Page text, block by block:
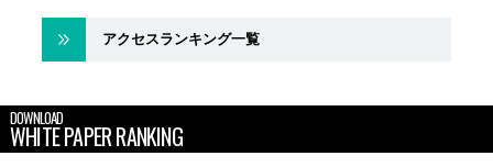
アクセスランキング一覧
DOWNLOAD
WHITE PAPER RANKING